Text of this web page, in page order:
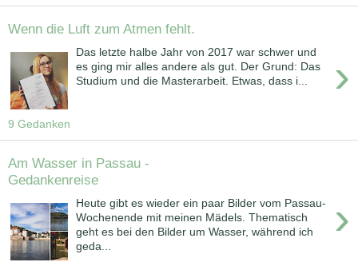
Wenn die Luft zum Atmen fehlt.
›
Das letzte halbe Jahr von 2017 war schwer und
es ging mir alles andere als gut. Der Grund: Das
Studium und die Masterarbeit. Etwas, dass i...
9 Gedanken
Am Wasser in Passau -
Gedankenreise
›
Heute gibt es wieder ein paar Bilder vom Passau-
Wochenende mit meinen Mädels. Thematisch
geht es bei den Bilder um Wasser, während ich
geda...